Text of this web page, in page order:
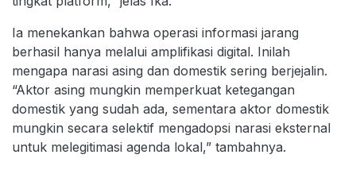
Ia menekankan bahwa operasi informasi jarang
berhasil hanya melalui amplifikasi digital. Inilah
mengapa narasi asing dan domestik sering berjejalin.
“Aktor asing mungkin memperkuat ketegangan
domestik yang sudah ada, sementara aktor domestik
mungkin secara selektif mengadopsi narasi eksternal
untuk melegitimasi agenda lokal,” tambahnya.